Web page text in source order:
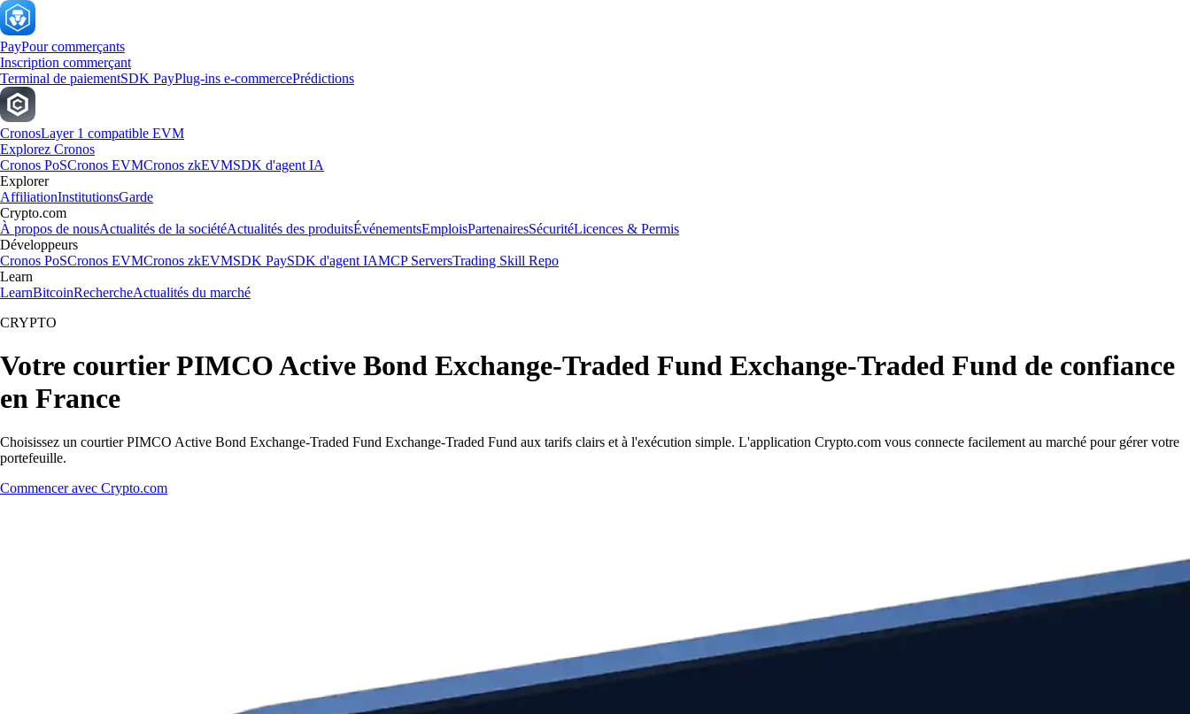
PayPour commerçants
Inscription commerçant
Terminal de paiementSDK PayPlug-ins e-commercePrédictions
CronosLayer 1 compatible EVM
Explorez Cronos
Cronos PoSCronos EVMCronos zkEVMSDK d'agent IA
Explorer
AffiliationInstitutionsGarde
Crypto.com
À propos de nousActualités de la sociétéActualités des produitsÉvénementsEmploisPartenairesSécuritéLicences & Permis
Développeurs
Cronos PoSCronos EVMCronos zkEVMSDK PaySDK d'agent IAMCP ServersTrading Skill Repo
Learn
LearnBitcoinRechercheActualités du marché
CRYPTO
Votre courtier PIMCO Active Bond Exchange-Traded Fund Exchange-Traded Fund de confiance
en France
Choisissez un courtier PIMCO Active Bond Exchange-Traded Fund Exchange-Traded Fund aux tarifs clairs et à l'exécution simple. L'application Crypto.com vous connecte facilement au marché pour gérer votre
portefeuille.
Commencer avec Crypto.com